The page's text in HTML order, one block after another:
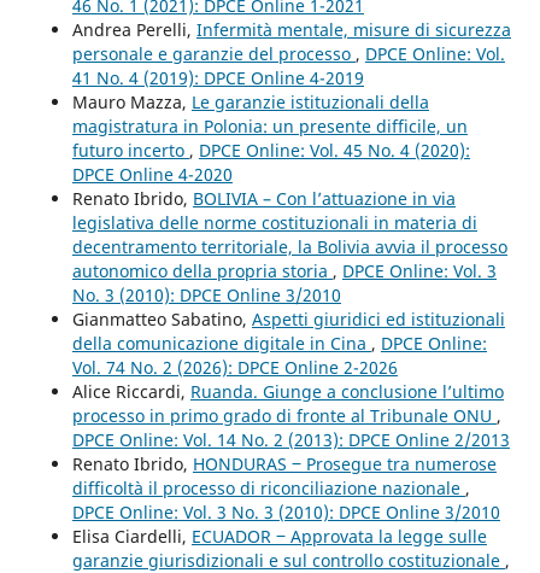
46 No. 1 (2021): DPCE Online 1-2021
Andrea Perelli, Infermità mentale, misure di sicurezza
personale e garanzie del processo , DPCE Online: Vol.
41 No. 4 (2019): DPCE Online 4-2019
Mauro Mazza, Le garanzie istituzionali della
magistratura in Polonia: un presente difficile, un
futuro incerto , DPCE Online: Vol. 45 No. 4 (2020):
DPCE Online 4-2020
Renato Ibrido, BOLIVIA – Con l’attuazione in via
legislativa delle norme costituzionali in materia di
decentramento territoriale, la Bolivia avvia il processo
autonomico della propria storia , DPCE Online: Vol. 3
No. 3 (2010): DPCE Online 3/2010
Gianmatteo Sabatino, Aspetti giuridici ed istituzionali
della comunicazione digitale in Cina , DPCE Online:
Vol. 74 No. 2 (2026): DPCE Online 2-2026
Alice Riccardi, Ruanda. Giunge a conclusione l’ultimo
processo in primo grado di fronte al Tribunale ONU ,
DPCE Online: Vol. 14 No. 2 (2013): DPCE Online 2/2013
Renato Ibrido, HONDURAS ‒ Prosegue tra numerose
difficoltà il processo di riconciliazione nazionale ,
DPCE Online: Vol. 3 No. 3 (2010): DPCE Online 3/2010
Elisa Ciardelli, ECUADOR ‒ Approvata la legge sulle
garanzie giurisdizionali e sul controllo costituzionale ,